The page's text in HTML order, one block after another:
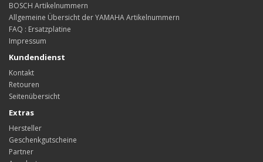
BOSCH Artikelnummern
Allgemeine Übersicht der YAMAHA Artikelnummern
FAQ : Ersatzplatine
Impressum
Kundendienst
Kontakt
Retouren
Seitenübersicht
Extras
Hersteller
Geschenkgutscheine
Partner